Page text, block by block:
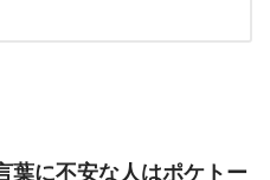
葉に不安な人はポケトー